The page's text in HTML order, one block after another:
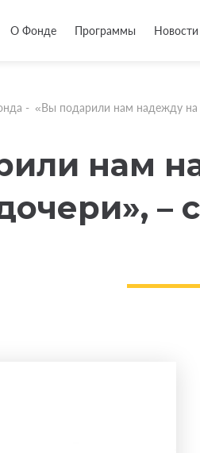
О Фонде Программы Новости
- «Вы подарили нам надежду на
нам
–